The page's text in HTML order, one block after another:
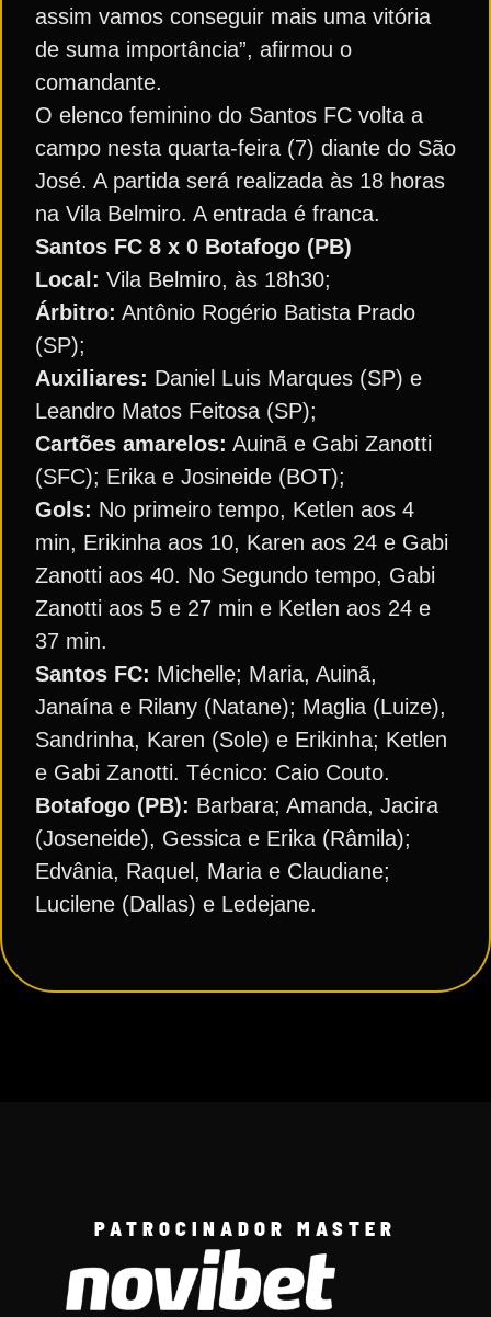
assim vamos conseguir mais uma vitória
de suma importância”, afirmou o
comandante.
O elenco feminino do Santos FC volta a
campo nesta quarta-feira (7) diante do São
José. A partida será realizada às 18 horas
na Vila Belmiro. A entrada é franca.
Santos FC 8 x 0 Botafogo (PB)
Local: Vila Belmiro, às 18h30;
Árbitro: Antônio Rogério Batista Prado
(SP);
Auxiliares: Daniel Luis Marques (SP) e
Leandro Matos Feitosa (SP);
Cartões amarelos: Auinã e Gabi Zanotti
(SFC); Erika e Josineide (BOT);
Gols: No primeiro tempo, Ketlen aos 4
min, Erikinha aos 10, Karen aos 24 e Gabi
Zanotti aos 40. No Segundo tempo, Gabi
Zanotti aos 5 e 27 min e Ketlen aos 24 e
37 min.
Santos FC: Michelle; Maria, Auinã,
Janaína e Rilany (Natane); Maglia (Luize),
Sandrinha, Karen (Sole) e Erikinha; Ketlen
e Gabi Zanotti. Técnico: Caio Couto.
Botafogo (PB): Barbara; Amanda, Jacira
(Joseneide), Gessica e Erika (Râmila);
Edvânia, Raquel, Maria e Claudiane;
Lucilene (Dallas) e Ledejane.
PATROCINADOR MASTER